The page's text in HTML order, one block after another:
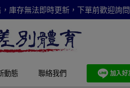
庫存無法即時更新，下單前歡迎詢問
動態 聯絡我們